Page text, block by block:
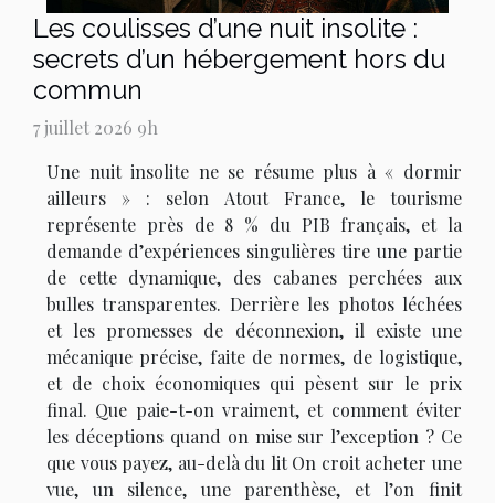
Les coulisses d’une nuit insolite :
secrets d’un hébergement hors du
commun
7 juillet 2026 9h
Une nuit insolite ne se résume plus à « dormir
ailleurs » : selon Atout France, le tourisme
représente près de 8 % du PIB français, et la
demande d’expériences singulières tire une partie
de cette dynamique, des cabanes perchées aux
bulles transparentes. Derrière les photos léchées
et les promesses de déconnexion, il existe une
mécanique précise, faite de normes, de logistique,
et de choix économiques qui pèsent sur le prix
final. Que paie-t-on vraiment, et comment éviter
les déceptions quand on mise sur l’exception ? Ce
que vous payez, au-delà du lit On croit acheter une
vue, un silence, une parenthèse, et l’on finit